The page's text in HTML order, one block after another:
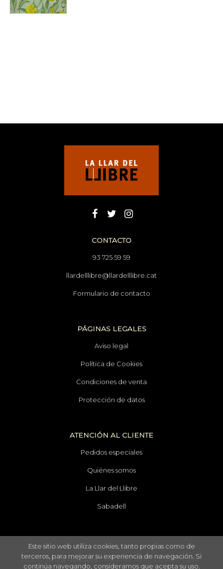
CONTACTO
93 725 59 59
llardelllibre@llardelllibre.cat
Formulario de contacto
PÁGINAS LEGALES
Aviso legal
Política de Cookies
Condiciones de venta
Protección de datos
ATENCIÓN AL CLIENTE
Pedidos especiales
Quiénes somos
La Llar del Llibre
Sabadell
2026 ©La Llar del Llibre. Todos los Derechos Reservados
Este sitio web utiliza cookies, tanto propias como de
terceros, para mejorar su experiencia de navegación. Si
continúa navegando, consideramos que acepta su uso.